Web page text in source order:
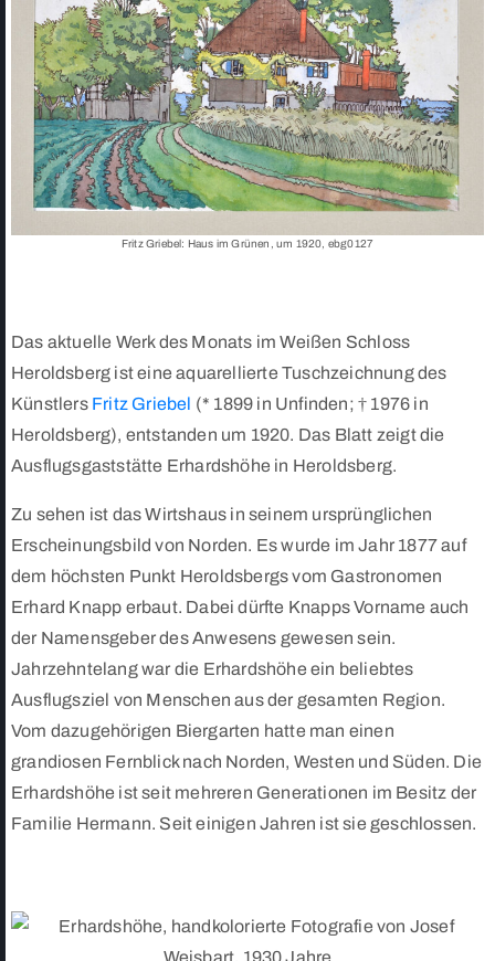
Fritz Griebel: Haus im Grünen, um 1920, ebg0127
Das aktuelle Werk des Monats im Weißen Schloss
Heroldsberg ist eine aquarellierte Tuschzeichnung des
Künstlers Fritz Griebel (* 1899 in Unfinden; † 1976 in
Heroldsberg), entstanden um 1920. Das Blatt zeigt die
Ausflugsgaststätte Erhardshöhe in Heroldsberg.
Zu sehen ist das Wirtshaus in seinem ursprünglichen
Erscheinungsbild von Norden. Es wurde im Jahr 1877 auf
dem höchsten Punkt Heroldsbergs vom Gastronomen
Erhard Knapp erbaut. Dabei dürfte Knapps Vorname auch
der Namensgeber des Anwesens gewesen sein.
Jahrzehntelang war die Erhardshöhe ein beliebtes
Ausflugsziel von Menschen aus der gesamten Region.
Vom dazugehörigen Biergarten hatte man einen
grandiosen Fernblick nach Norden, Westen und Süden. Die
Erhardshöhe ist seit mehreren Generationen im Besitz der
Familie Hermann. Seit einigen Jahren ist sie geschlossen.